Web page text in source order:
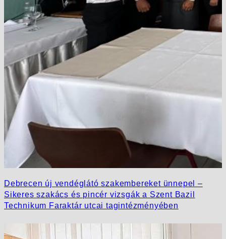
Debrecen új vendéglátó szakembereket ünnepel –
Sikeres szakács és pincér vizsgák a Szent Bazil
Technikum Faraktár utcai tagintézményében